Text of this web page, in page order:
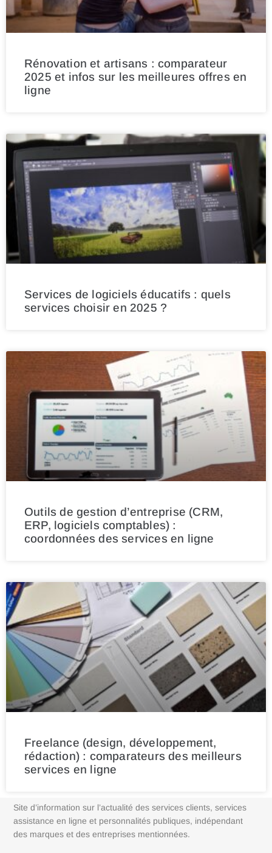
Rénovation et artisans : comparateur
2025 et infos sur les meilleures offres en
ligne
Services de logiciels éducatifs : quels
services choisir en 2025 ?
Outils de gestion d’entreprise (CRM,
ERP, logiciels comptables) :
coordonnées des services en ligne
Freelance (design, développement,
rédaction) : comparateurs des meilleurs
services en ligne
Site d’information sur l’actualité des services clients, services
assistance en ligne et personnalités publiques, indépendant
des marques et des entreprises mentionnées.